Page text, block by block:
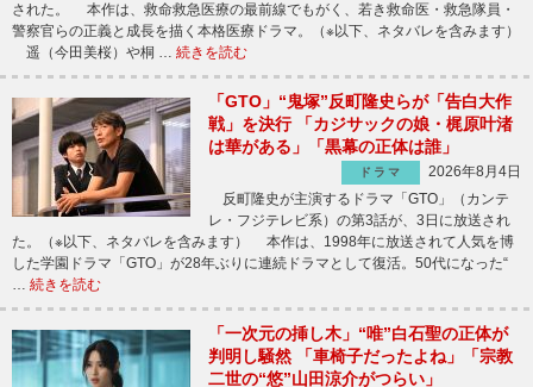
された。 本作は、救命救急医療の最前線でもがく、若き救命医・救急隊員・
警察官らの正義と成長を描く本格医療ドラマ。（※以下、ネタバレを含みます）
遥（今田美桜）や桐 … 続きを読む
「GTO」“鬼塚”反町隆史らが「告白大作
戦」を決行 「カジサックの娘・梶原叶渚
は華がある」「黒幕の正体は誰」
ドラマ
2026年8月4日
反町隆史が主演するドラマ「GTO」（カンテ
レ・フジテレビ系）の第3話が、3日に放送され
た。（※以下、ネタバレを含みます） 本作は、1998年に放送されて人気を博
した学園ドラマ「GTO」が28年ぶりに連続ドラマとして復活。50代になった“
… 続きを読む
「一次元の挿し木」“唯”白石聖の正体が
判明し騒然 「車椅子だったよね」「宗教
二世の“悠”山田涼介がつらい」